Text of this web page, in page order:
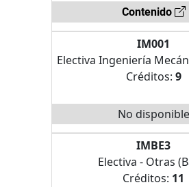
Contenido
IM001
Electiva Ingeniería
Créditos: 9
No disponible
IMBE3
Electiva - Otras
Créditos: 11